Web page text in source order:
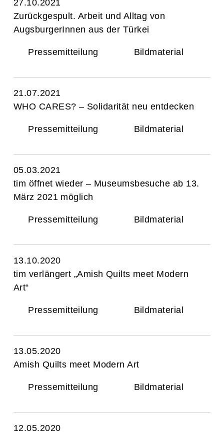
27.10.2021
Zurückgespult. Arbeit und Alltag von
AugsburgerInnen aus der Türkei
Pressemitteilung Bildmaterial
21.07.2021
WHO CARES? – Solidarität neu entdecken
Pressemitteilung Bildmaterial
05.03.2021
tim öffnet wieder – Museumsbesuche ab 13.
März 2021 möglich
Pressemitteilung Bildmaterial
13.10.2020
tim verlängert „Amish Quilts meet Modern
Art“
Pressemitteilung Bildmaterial
13.05.2020
Amish Quilts meet Modern Art
Pressemitteilung Bildmaterial
12.05.2020